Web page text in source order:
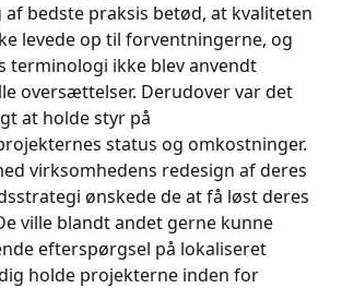
bedste praksis betød, at kvaliteten
levede op til forventningerne, og
terminologi ikke blev anvendt
oversættelser. Derudover var det
at holde styr på
status og omkostninger.
virksomhedens redesign af deres
ønskede de at få løst deres
ville blandt andet gerne kunne
efterspørgsel på lokaliseret
holde projekterne inden for